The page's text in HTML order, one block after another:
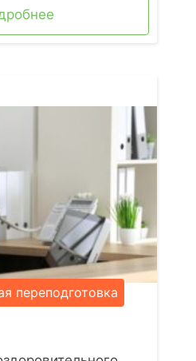
переподготовка